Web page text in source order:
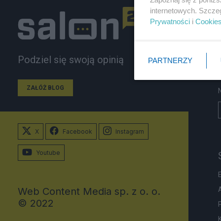
Podziel się swoją opinią
ZAŁÓŻ BLOG
X Facebook Instagram
Youtube
Web Content Media sp. z o. o.
© 2022
internetowych.
Prywatności i Cookies
PARTNERZY